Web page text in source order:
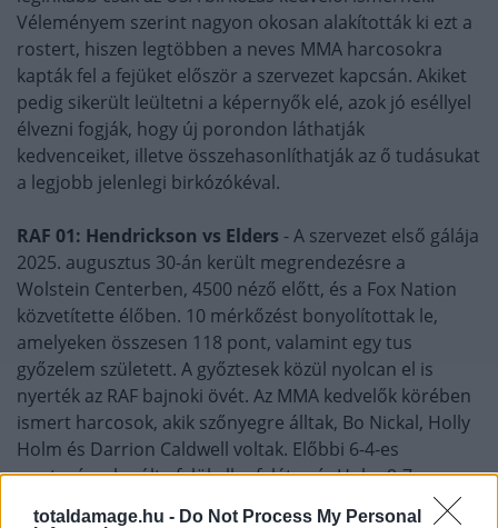
totaldamage.hu - Do Not Process My Personal
Véleményem szerint nagyon okosan alakították ki ezt a
rostert, hiszen legtöbben a neves MMA harcosokra
kapták fel a fejüket először a szervezet kapcsán. Akiket
pedig sikerült leültetni a képernyők elé, azok jó eséllyel
élvezni fogják, hogy új porondon láthatják
kedvenceiket, illetve összehasonlíthatják az ő tudásukat
a legjobb jelenlegi birkózókéval.
RAF 01: Hendrickson vs Elders - A szervezet első gálája
2025. augusztus 30-án került megrendezésre a
Wolstein Centerben, 4500 néző előtt, és a Fox Nation
közvetítette élőben. 10 mérkőzést bonyolítottak le,
amelyeken összesen 118 pont, valamint egy tus
győzelem született. A győztesek közül nyolcan el is
nyerték az RAF bajnoki övét. Az MMA kedvelők körében
ismert harcosok, akik szőnyegre álltak, Bo Nickal, Holly
Holm és Darrion Caldwell voltak. Előbbi 6-4-es
pontozással múlta felül ellenfelét, míg Holm 9-7-es
vereséget szenvedett, azonban megmentette a gálát,